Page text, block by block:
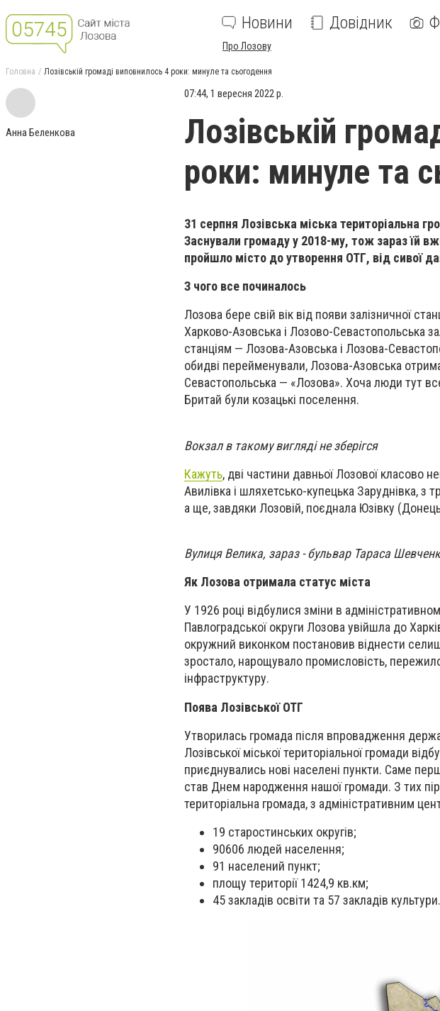
Новини Довідник
Про Лозову
Головна Лозівській громаді виповнилось 4 роки: минуле та сьогодення
Анна Беленкова
07:44, 1 вересня 2022 р.
Лозівській
роки: минуле та
31 серпня Лозівська міська територіальна
Заснували громаду у 2018-му, тож зараз їй
пройшло місто до утворення ОТГ, від сивої
З чого все починалось
Лозова бере свій вік від появи залізничної
Харково-Азовська і Лозово-Севастопольська
станціям — Лозова-Азовська і Лозова-
обидві перейменували, Лозова-Азовська
Севастопольська — «Лозова». Хоча люди тут
Бритай були козацькі поселення.
Вокзал в такому вигляді не зберігся
Кажуть, дві частини давньої Лозової класово
Авилівка і шляхетсько-купецька Заруднівка, з
а ще, завдяки Лозовій, поєднала Юзівку
Вулиця Велика, зараз - бульвар Тараса
Як Лозова отримала статус міста
У 1926 році відбулися зміни в
Павлоградської округи Лозова увійшла до
окружний виконком постановив віднести
зростало, нарощувало промисловість,
інфраструктуру.
Поява Лозівської ОТГ
Утворилась громада після впровадження
Лозівської міської територіальної громади
приєднувались нові населені пункти. Саме
став Днем народження нашої громади. З тих пір
територіальна громада, з адміністративним
19 старостинських округів;
90606 людей населення;
91 населений пункт;
площу території 1424,9 кв.км;
45 закладів освіти та 57 закладів культури.